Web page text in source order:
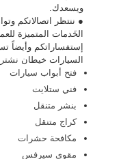
ويسعدك.
● ننتظر اتصالاتكم
الخَدمات المتميزة
إستفساراتكم وأيضاً
السيارات خيطان
فتح أبواب سيارات
فني ستلايت
بنشر متنقل
كراج متنقل
مكافحة حشرات
مقوي سيرفس